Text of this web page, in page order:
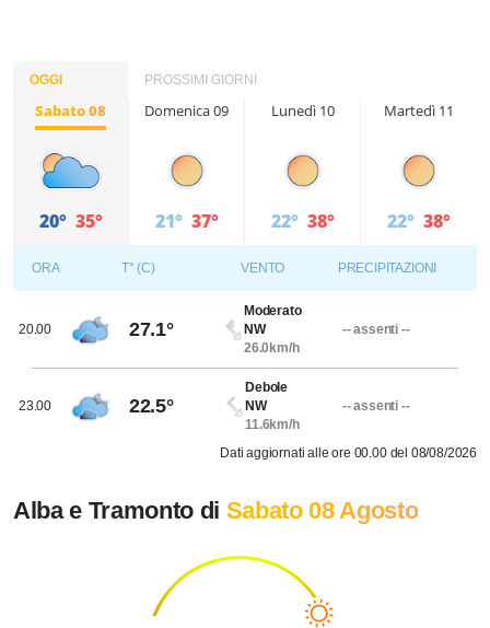
OGGI PROSSIMI GIORNI
Sabato 08
20° 35°
Domenica 09
21° 37°
Lunedì 10
22° 38°
Martedì 11
22° 38°
ORA T° (C) VENTO PRECIPITAZIONI
20.00 27.1°
Moderato
NW
26.0km/h
-- assenti --
23.00 22.5°
Debole
NW
11.6km/h
-- assenti --
Dati aggiornati alle ore 00.00 del 08/08/2026
Alba e Tramonto di Sabato 08 Agosto